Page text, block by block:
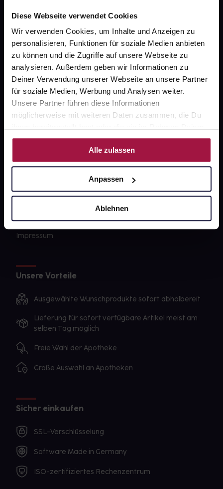
Diese Webseite verwendet Cookies
Wir verwenden Cookies, um Inhalte und Anzeigen zu
personalisieren, Funktionen für soziale Medien anbieten
zu können und die Zugriffe auf unsere Webseite zu
analysieren. Außerdem geben wir Informationen zu
Deiner Verwendung unserer Webseite an unsere Partner
für soziale Medien, Werbung und Analysen weiter.
Unsere Partner führen diese Informationen
möglicherweise mit weiteren Daten zusammen, die Du
Nutzung der Dienste gesammelt haben.
Alle zulassen
Anpassen
Ablehnen
gesund.de
Über uns
Karriere
Newsletter
gesund-versorger.de
Datenschutz
Impressum
Unsere Vorteile
Ausgewählte Wunschprodukte sofort abholbereit
Lieferung für sofort verfügbare Artikel meist am
selben Tag möglich
Freie Wahl der Apotheke
Große Auswahl an Apotheken
Sicher einkaufen
SSL-Verschlüsselung
Software Made in Germany
ISO-zertifiziertes Rechenzentrum